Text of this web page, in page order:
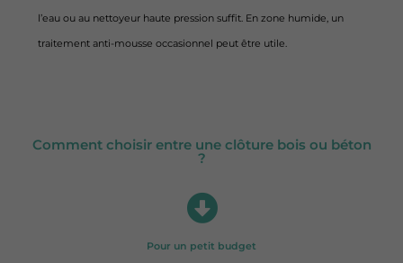
l’eau ou au nettoyeur haute pression suffit. En zone humide, un
traitement anti-mousse occasionnel peut être utile.
Comment choisir entre une clôture bois ou béton
?
Pour un petit budget